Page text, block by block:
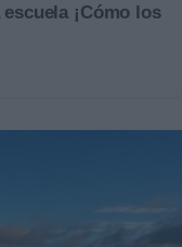
¡Cómo los